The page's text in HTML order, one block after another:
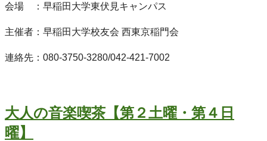
会場 ：早稲田大学東伏見キャンパス
主催者：早稲田大学校友会 西東京稲門会
連絡先：080-3750-3280/042-421-7002
大人の音楽喫茶【第２土曜・第４日
曜】